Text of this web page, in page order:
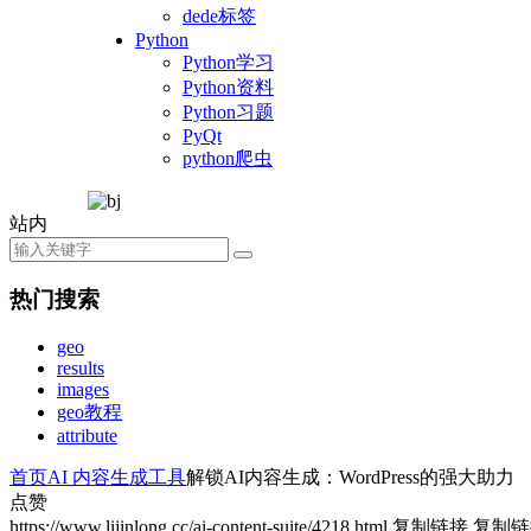
dede标签
Python
Python学习
Python资料
Python习题
PyQt
python爬虫
站内
热门搜索
geo
results
images
geo教程
attribute
首页AI 内容生成工具解锁AI内容生成：WordPress的强大助力
点赞